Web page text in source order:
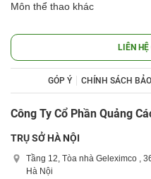
Môn thể thao khác
LIÊN
GÓP Ý CHÍNH SÁCH
Công Ty Cổ Phần Quảng
TRỤ SỞ HÀ NỘI
Tầng 12, Tòa nhà Geleximco ,
Hà Nội